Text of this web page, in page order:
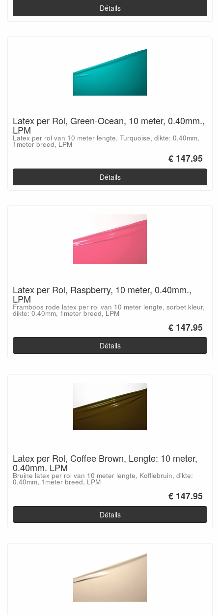
Détails
Latex per Rol, Green-Ocean, 10 meter, 0.40mm.,
LPM
Latex per rol van 10 meter lengte, Turquoise, dikte: 0.40mm,
1meter breed, LPM
€ 147.95
Détails
Latex per Rol, Raspberry, 10 meter, 0.40mm.,
LPM
Framboos rode latex per rol van 10 meter lengte, sorbet kleur,
dikte: 0.40mm, 1meter breed, LPM
€ 147.95
Détails
Latex per Rol, Coffee Brown, Lengte: 10 meter,
0.40mm. LPM
Bruine latex per rol van 10 meter lengte, Koffiebruin, dikte:
0.40mm, 1meter breed, LPM
€ 147.95
Détails